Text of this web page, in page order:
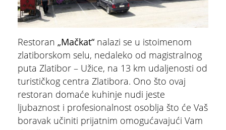
Restoran „Mačkat“nalazi se u istoimenom
zlatiborskom selu, nedaleko od magistralnog
puta Zlatibor – Užice, na 13 km udaljenosti od
turističkog centra Zlatibora. Ono što ovaj
restoran domaće kuhinje nudi jeste
ljubaznost i profesionalnost osoblja što će Vaš
boravak učiniti prijatnim omogućavajući Vam